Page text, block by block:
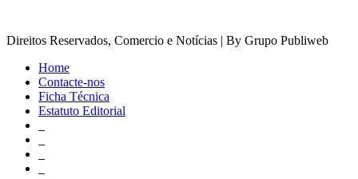
Direitos Reservados, Comercio e Notícias | By Grupo Publiweb
Home
Contacte-nos
Ficha Técnica
Estatuto Editorial